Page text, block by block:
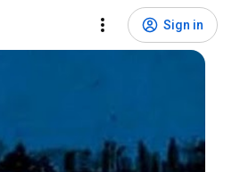
Sign in